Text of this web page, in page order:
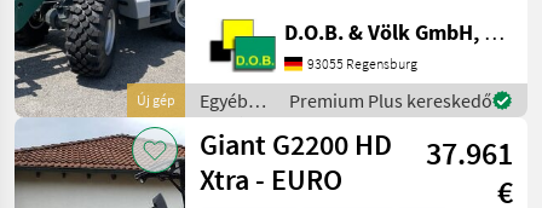
MARKETPLACE
Marketplace
Kereskedői
ajánlatok
Apróhirdetések
Új gép
Schwimmstellung
luftgefedert, orthopädisch
400/70R18 Michelin Bibload
Kennzeichenbeleuchtung
EU
D.O.B. & Völk GmbH, Filiale Regensburg
93055 Regensburg
Egyéb
mezőgazdasági
erőgépek
/ Kramer
Premium Plus kereskedő
Giant G2200 HD
Xtra - EURO
37.961
€